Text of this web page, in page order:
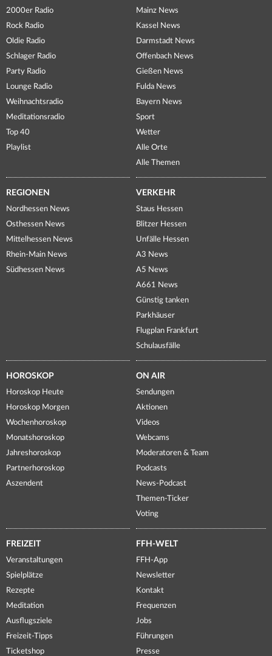
2000er Radio
Rock Radio
Oldie Radio
Schlager Radio
Party Radio
Lounge Radio
Weihnachtsradio
Meditationsradio
Top 40
Playlist
Mainz News
Kassel News
Darmstadt News
Offenbach News
Gießen News
Fulda News
Bayern News
Sport
Wetter
Alle Orte
Alle Themen
REGIONEN
Nordhessen News
Osthessen News
Mittelhessen News
Rhein-Main News
Südhessen News
VERKEHR
Staus Hessen
Blitzer Hessen
Unfälle Hessen
A3 News
A5 News
A661 News
Günstig tanken
Parkhäuser
Flugplan Frankfurt
Schulausfälle
HOROSKOP
Horoskop Heute
Horoskop Morgen
Wochenhoroskop
Monatshoroskop
Jahreshoroskop
Partnerhoroskop
Aszendent
ON AIR
Sendungen
Aktionen
Videos
Webcams
Moderatoren & Team
Podcasts
News-Podcast
Themen-Ticker
Voting
FREIZEIT
Veranstaltungen
Spielplätze
Rezepte
Meditation
Ausflugsziele
Freizeit-Tipps
Ticketshop
FFH-WELT
FFH-App
Newsletter
Kontakt
Frequenzen
Jobs
Führungen
Presse